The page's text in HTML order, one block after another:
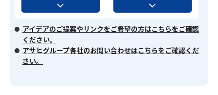
アイデアのご提案やリンクをご希望の方はこちらをご確認
ください。
アサヒグループ各社のお問い合わせはこちらをご確認くだ
さい。